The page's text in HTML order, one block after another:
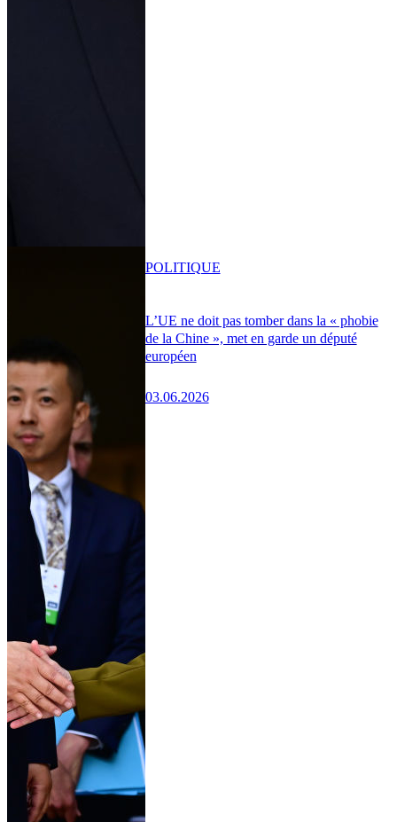
L’UE ne doit pas tomber dans la « phobie
de la Chine », met en garde un député
européen
03.06.2026
POLITIQUE